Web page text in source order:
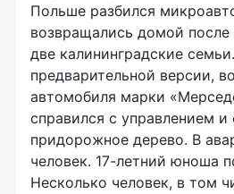
Польше разбился
возвращались домой после
две калининградские
предварительной версии,
автомобиля марки
справился с управлением
придорожное дерево. В
человек. 17-летний юноша
Несколько человек, в том